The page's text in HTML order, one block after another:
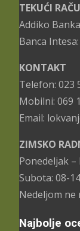
TEKUĆI
Addiko
Banca
KONTAKT
Telefon: 023
Mobilni: 069
Email:
ZIMSKO
Ponedeljak –
Subota: 08-
Nedeljom ne
Najbolje